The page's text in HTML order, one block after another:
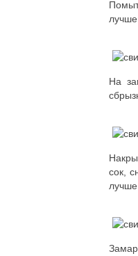
лучше
На
сок,
лучше